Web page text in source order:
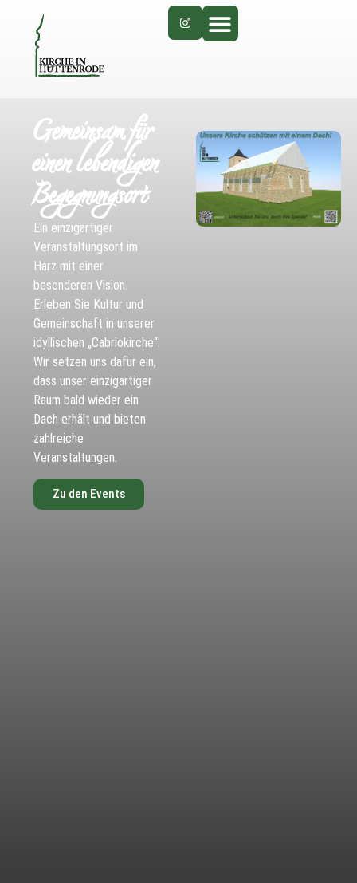
Gemeinsam für
einen lebendigen
Begegnungsort
Ein einzigartiger
Veranstaltungsort im
Harz mit einer
besonderen Vision.
Erleben Sie Kultur und
Gemeinschaft in unserer
idyllischen „Cabriokirche“.
Wir setzen uns dafür ein,
dass unser einzigartiger
Raum bald wieder ein
Dach erhält und bieten
zahlreiche
Veranstaltungen.
Zu den Events